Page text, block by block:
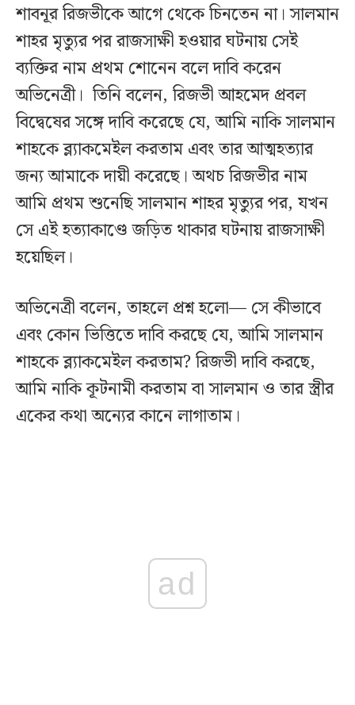
শাবনূর রিজভীকে আগে থেকে চিনতেন না। সালমান
শাহর মৃত্যুর পর রাজসাক্ষী হওয়ার ঘটনায় সেই
ব্যক্তির নাম প্রথম শোনেন বলে দাবি করেন
অভিনেত্রী। তিনি বলেন, রিজভী আহমেদ প্রবল
বিদ্বেষের সঙ্গে দাবি করেছে যে, আমি নাকি সালমান
শাহকে ব্ল্যাকমেইল করতাম এবং তার আত্মহত্যার
জন্য আমাকে দায়ী করেছে। অথচ রিজভীর নাম
আমি প্রথম শুনেছি সালমান শাহর মৃত্যুর পর, যখন
সে এই হত্যাকাণ্ডে জড়িত থাকার ঘটনায় রাজসাক্ষী
হয়েছিল।
অভিনেত্রী বলেন, তাহলে প্রশ্ন হলো— সে কীভাবে
এবং কোন ভিত্তিতে দাবি করছে যে, আমি সালমান
শাহকে ব্ল্যাকমেইল করতাম? রিজভী দাবি করছে,
আমি নাকি কূটনামী করতাম বা সালমান ও তার স্ত্রীর
একের কথা অন্যের কানে লাগাতাম।
ad